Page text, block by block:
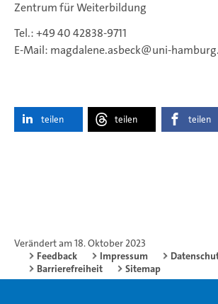
Zentrum für Weiterbildung
Tel.: +49 40 42838-9711
E-Mail: magdalene.asbeck uni-
teilen teilen teilen
Verändert am 18. Oktober 2023
Feedback
Impressum
Barrierefreiheit
Sitemap